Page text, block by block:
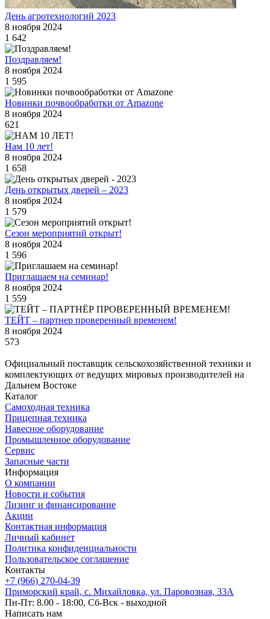
День агротехнологий 2023
8 ноября 2024
1 642
Поздравляем!
8 ноября 2024
1 595
Новинки почвообработки от Amazone
8 ноября 2024
621
Нам 10 лет!
8 ноября 2024
1 658
День открытых дверей – 2023
8 ноября 2024
1 579
Сезон мероприятий открыт!
8 ноября 2024
1 596
Приглашаем на семинар!
8 ноября 2024
1 559
ТЕЙТ – партнер проверенный временем!
8 ноября 2024
573
Официальный поставщик сельскохозяйственной техники и
комплектующих от ведущих мировых производителей на
Дальнем Востоке
Каталог
Самоходная техника
Прицепная техника
Навесное оборудование
Промышленное оборудование
Сервис
Запасные части
Информация
О компании
Новости и события
Лизинг и финансирование
Акции
Контактная информация
Личный кабинет
Политика конфиденциальности
Пользовательское соглашение
Контакты
+7 (966) 270-04-39
Приморский край, с. Михайловка, ул. Паровозная, 33А
Пн-Пт: 8.00 - 18:00, Сб-Вск - выходной
Написать нам